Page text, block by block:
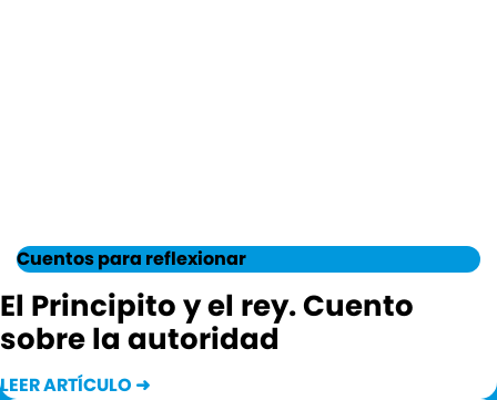
Cuentos para reflexionar
El Principito y el rey. Cuento
sobre la autoridad
LEER ARTÍCULO ➜